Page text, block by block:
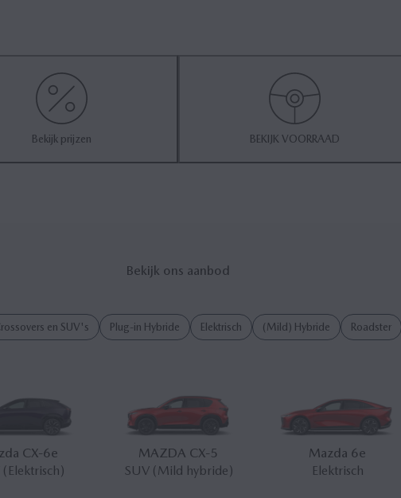
Bekijk prijzen BEKIJK VOORRAAD
Bekijk ons aanbod
en SUV's Plug-in Hybride Elektrisch (Mild) Hybride Roadster
CX‑6e
MAZDA CX‑5
SUV (Mild hybride)
Mazda 6e
Elektrisch